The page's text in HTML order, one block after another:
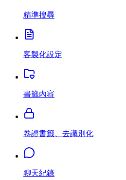
精準搜尋
客製化設定
書籤內容
卷證書籤、去識別化
聊天紀錄